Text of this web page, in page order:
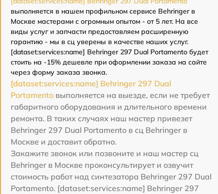
выполняется в нашем профильном сервисе Behringer в
Москве мастерами с огромным опытом - от 5 лет. На все
виды услуг и запчасти предоставляем расширенную
гарантию - мы в сц уверены в качестве наших услуг.
[dataset:services:name] Behringer 297 Dual Portamento будет
стоить на -15% дешевле при оформлении заказа на сайте
через форму заказа звонка.
[dataset:services:name] Behringer 297 Dual
Portamento выполняется на выезде, если не требует
габаритного оборудования и длительного времени
ремонта. В таких случаях наш мастер привезет
Behringer 297 Dual Portamento в сц Behringer в
Москве и доставит обратно.
Закажите звонок или позвоните и наш мастер сц
Behringer в Москве проконсультирует и озвучит
стоимость работ над синтезатора Behringer 297 Dual
Portamento. [dataset:services:name] Behringer 297